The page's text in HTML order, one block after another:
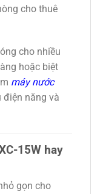
cho thuê
cho nhiều
hoặc biệt
máy nước
năng và
15W hay
gọn cho